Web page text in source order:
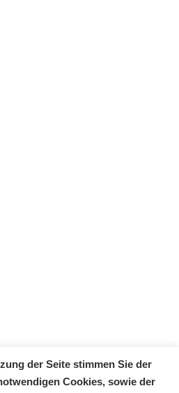
Impressum Kontakt
der Seite stimmen Sie der
Cookies, sowie der